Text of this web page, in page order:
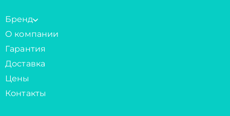
Бренд
О компании
Гарантия
Доставка
Цены
Контакты